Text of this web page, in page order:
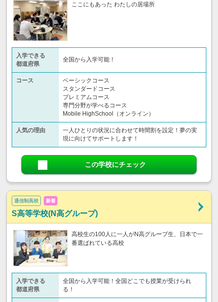
ここにもあった わたしの居場所
入学できる
都道府県
全国から入学可能！
コース
ベーシックコース
スタンダードコース
プレミアムコース
専門分野が学べるコース
Mobile HighSchool（オンライン）
人気の理由
一人ひとりの状況に合わせて時間割を設定！夢の実
現に向けてサポートします！
この学校にチェック
通信制高校 新着
S高等学校(N高グループ)
高校生の100人に一人がN高グループ生、日本で一
番選ばれている高校
入学できる
都道府県
全国から入学可能！全国どこでも授業が受けられ
る！